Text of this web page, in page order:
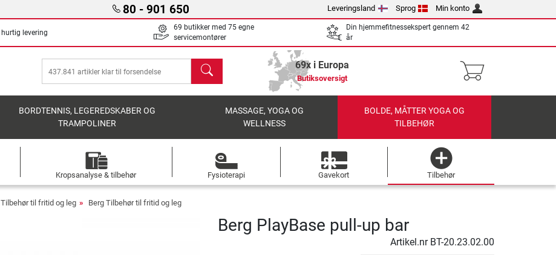
80 - 901 650 Leveringsland Sprog Min konto
hurtig levering
69 butikker med 75 egne
servicemontører
Din hjemmefitnessekspert gennem 42
år
søg 69x i Europa
Butiksoversigt
BORDTENNIS, LEGEREDSKABER OG
TRAMPOLINER
MASSAGE, YOGA OG
WELLNESS
BOLDE, MÅTTER YOGA OG
TILBEHØR
Kropsanalyse & tilbehør Fysioterapi Gavekort Tilbehør
Tilbehør til fritid og leg Berg Tilbehør til fritid og leg
Berg PlayBase pull-up bar
Artikel.nr BT-20.23.02.00